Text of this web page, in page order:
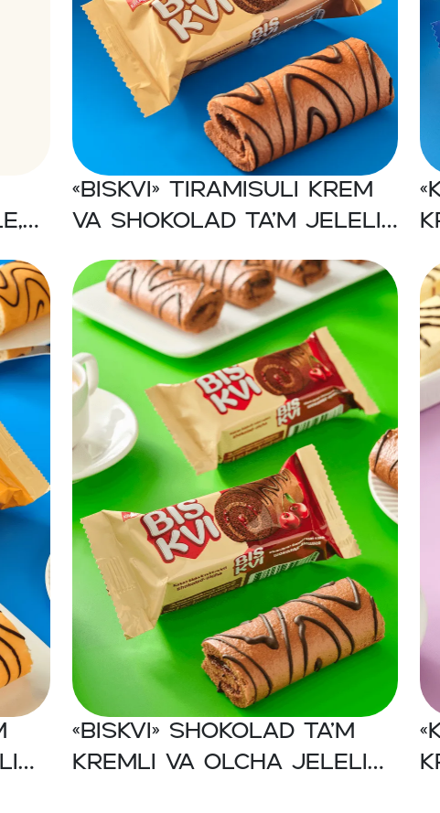
«BISKVI» Tiramisuli krem
va shokolad ta’m jeleli
«BISKVI» Shokolad ta’m
kremli va olcha jeleli